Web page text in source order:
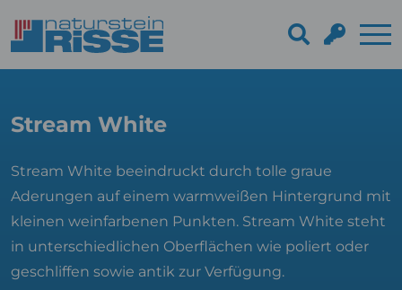
Stream White
Stream White beeindruckt durch tolle graue
Aderungen auf einem warmweißen Hintergrund mit
kleinen weinfarbenen Punkten. Stream White steht
in unterschiedlichen Oberflächen wie poliert oder
geschliffen sowie antik zur Verfügung.